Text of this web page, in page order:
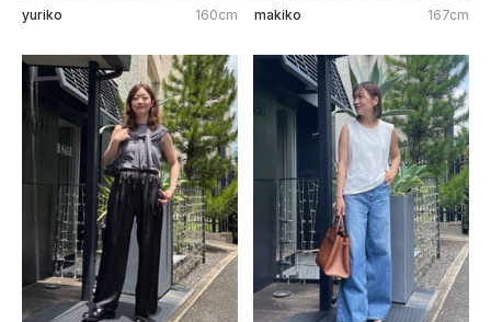
yuriko 160cm makiko 167cm